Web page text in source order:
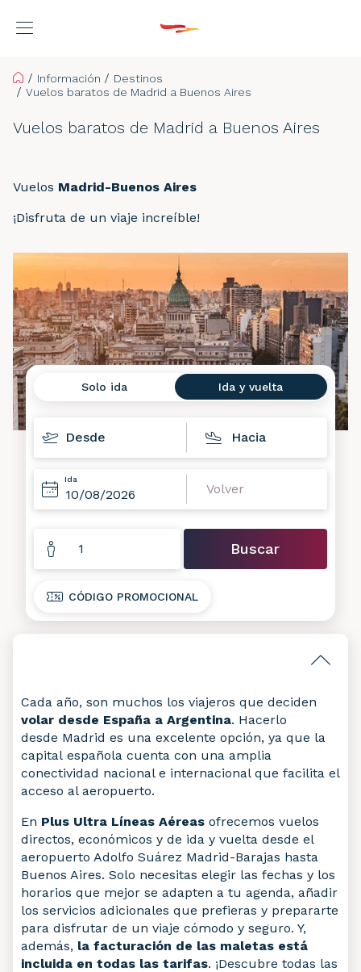
Home
Información
Destinos
Vuelos baratos de Madrid a Buenos Aires
Vuelos baratos de Madrid a Buenos Aires
Vuelos Madrid-Buenos Aires
¡Disfruta de un viaje increíble!
Solo ida Ida y vuelta
Destinos
Fechas
Ida
10 08 2026 Volver
Pasajeros
1 Buscar
CÓDIGO PROMOCIONAL
Cada año, son muchos los viajeros que deciden
volar desde España a Argentina. Hacerlo
desde Madrid es una excelente opción, ya que la
capital española cuenta con una amplia
conectividad nacional e internacional que facilita el
acceso al aeropuerto.
En Plus Ultra Líneas Aéreas ofrecemos vuelos
directos, económicos y de ida y vuelta desde el
aeropuerto Adolfo Suárez Madrid-Barajas hasta
Buenos Aires. Solo necesitas elegir las fechas y los
horarios que mejor se adapten a tu agenda, añadir
los servicios adicionales que prefieras y prepararte
para disfrutar de un viaje cómodo y seguro. Y,
además, la facturación de las maletas está
incluida en todas las tarifas. ¡Descubre todas las